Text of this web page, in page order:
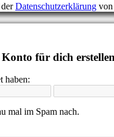
Datenschutzerklärung
für dich
haben:
mal im Spam nach.